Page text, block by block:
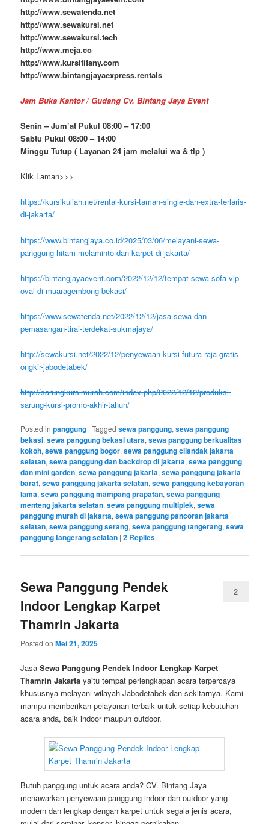
http://www.sewatenda.net
http://www.sewakursi.net
http://www.sewakursi.tech
http://www.meja.co
http://www.kursitifany.com
http://www.bintangjayaexpress.rentals
Jam Buka Kantor / Gudang Cv. Bintang Jaya Event
Senin – Jum’at Pukul 08:00 – 17:00
Sabtu Pukul 08:00 – 14:00
Minggu Tutup ( Layanan 24 jam melalui wa & tlp )
Klik Laman>>>
https://kursikuliah.net/rental-kursi-taman-single-dan-extra-terlaris-
di-jakarta/
https://www.bintangjaya.co.id/2025/03/06/melayani-sewa-
panggung-hitam-melaminto-dan-karpet-di-jakarta/
https://bintangjayaevent.com/2022/12/12/tempat-sewa-sofa-vip-
oval-di-muaragembong-bekasi/
https://www.sewatenda.net/2022/12/12/jasa-sewa-dan-
pemasangan-tirai-terdekat-sukmajaya/
http://sewakursi.net/2022/12/penyewaan-kursi-futura-raja-gratis-
ongkir-jabodetabek/
http://sarungkursimurah.com/index.php/2022/12/12/produksi-
sarung-kursi-promo-akhir-tahun/
Posted in panggung |Tagged sewa panggung,sewa panggung
bekasi,sewa panggung bekasi utara,sewa panggung berkualitas
kokoh,sewa panggung bogor,sewa panggung cilandak jakarta
selatan,sewa panggung dan backdrop di jakarta,sewa panggung
dan mini garden,sewa panggung jakarta,sewa panggung jakarta
barat,sewa panggung jakarta selatan,sewa panggung kebayoran
lama,sewa panggung mampang prapatan,sewa panggung
menteng jakarta selatan,sewa panggung multiplek,sewa
panggung murah di jakarta,sewa panggung pancoran jakarta
selatan,sewa panggung serang,sewa panggung tangerang,sewa
panggung tangerang selatan |2 Replies
Sewa Panggung Pendek
Indoor Lengkap Karpet
Thamrin Jakarta
Posted onMei 21, 2025
2
JasaSewa Panggung Pendek Indoor Lengkap Karpet
Thamrin Jakarta yaitu tempat perlengkapan acara terpercaya
khususnya melayani wilayah Jabodetabek dan sekitarnya. Kami
mampu memberikan pelayanan terbaik untuk setiap kebutuhan
acara anda, baik indoor maupun outdoor.
Butuh panggung untuk acara anda? CV. Bintang Jaya
menawarkan penyewaan panggung indoor dan outdoor yang
modern dan lengkap dengan karpet untuk segala jenis acara,